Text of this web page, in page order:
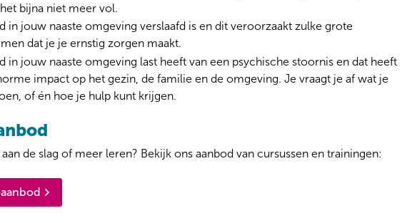
bijna niet meer vol.
in jouw naaste omgeving verslaafd is en dit veroorzaakt zulke grote
dat je je ernstig zorgen maakt.
in jouw naaste omgeving last heeft van een psychische stoornis en dat heeft
impact op het gezin, de familie en de omgeving. Je vraagt je af wat je
of én hoe je hulp kunt krijgen.
de slag of meer leren? Bekijk ons aanbod van cursussen en trainingen: